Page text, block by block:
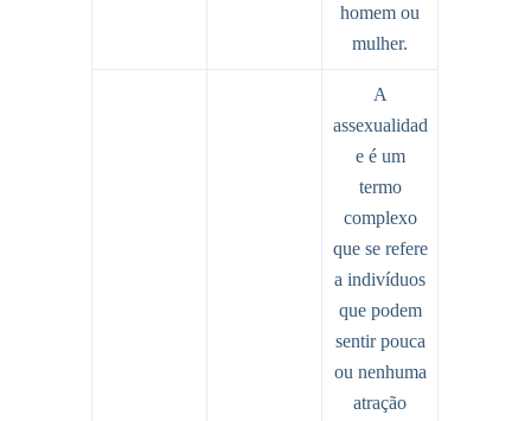
homem ou
mulher.
A
assexualidad
e é um
termo
complexo
que se refere
a indivíduos
que podem
sentir pouca
ou nenhuma
atração